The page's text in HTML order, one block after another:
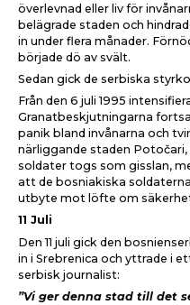
överlevnad eller liv för
belägrade staden och
in under flera månader.
började dö av svält.
Sedan gick de serbiska
Från den 6 juli 1995
Granatbeskjutningarna
panik bland invånarna och
närliggande staden Potočari,
soldater togs som gisslan,
att de bosniakiska
utbyte mot löfte om
11 Juli
Den 11 juli gick den
in i Srebrenica och yttrade i
serbisk journalist:
”Vi ger denna stad till det